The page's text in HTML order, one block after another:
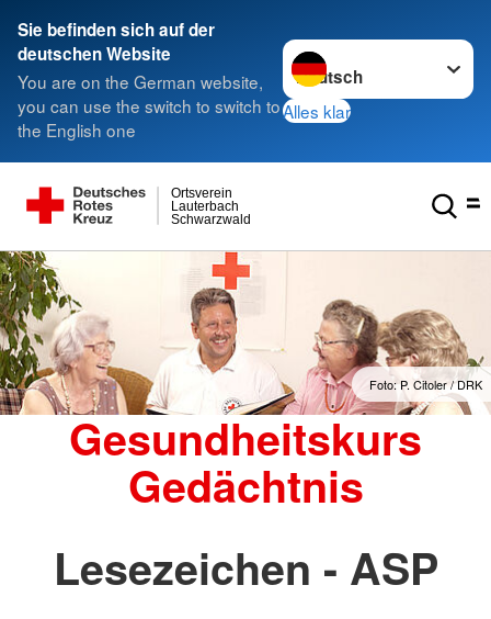
Sie befinden sich auf der
deutschen Website
You are on the German website,
you can use the switch to switch to
the English one
Sprache wechseln zu
Alles klar
Schwarzwald
Lauterbach
Ortsverein
Foto: P. Citoler / DRK
Gesundheitskurs
Gedächtnis
Lesezeichen - ASP